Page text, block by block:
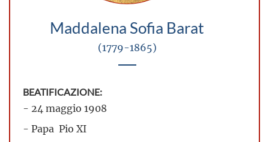
Maddalena Sofia Barat
(1779-1865)
BEATIFICAZIONE:
- 24 maggio 1908
- Papa Pio XI